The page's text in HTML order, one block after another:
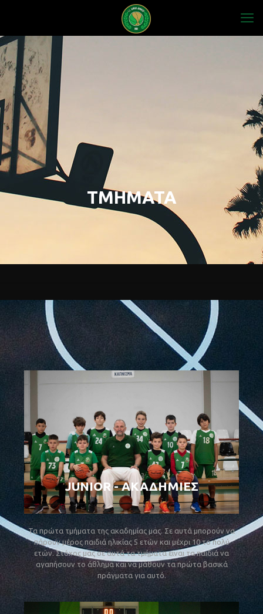
ΤΜΗΜΑΤΑ
JUNIOR - ΑΚΑΔΗΜΙΕΣ
Τα πρώτα τμήματα της ακαδημίας μας. Σε αυτά μπορούν να
πάρουν μέρος παιδιά ηλικίας 5 ετών και μέχρι 10 το πολύ
ετών. Στόχος μας σε αυτά τα τμήματα είναι τα παιδιά να
αγαπήσουν το άθλημα και να μάθουν τα πρώτα βασικά
πράγματα για αυτό.